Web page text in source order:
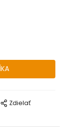
Zdielať